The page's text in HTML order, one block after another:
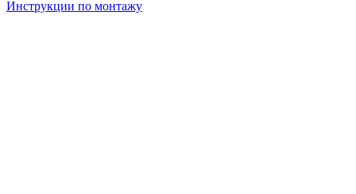
Инструкции по монтажу